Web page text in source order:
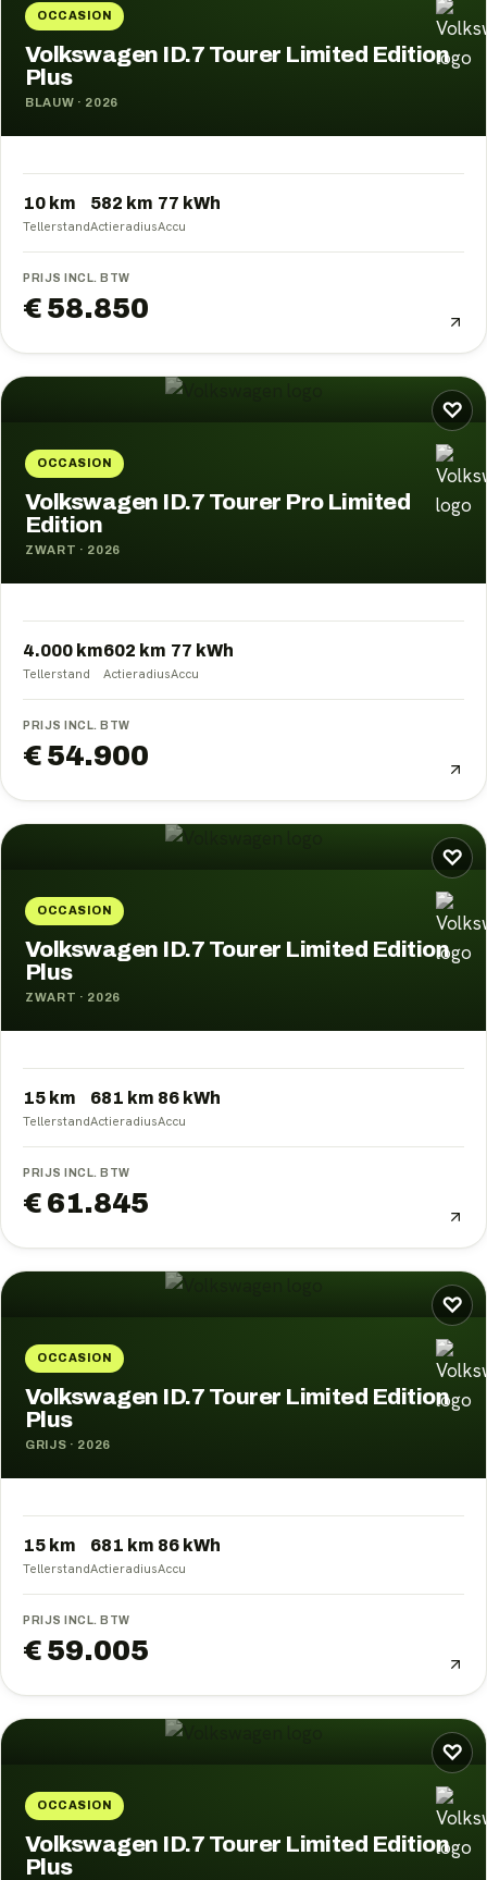
OCCASION
Volkswagen ID.7 Tourer Limited Edition
Plus
BLAUW · 2026
10 km
Tellerstand
582 km
Actieradius
77 kWh
Accu
PRIJS INCL. BTW
€ 58.850
♡
OCCASION
Volkswagen ID.7 Tourer Pro Limited
Edition
ZWART · 2026
4.000 km
Tellerstand
602 km
Actieradius
77 kWh
Accu
PRIJS INCL. BTW
€ 54.900
♡
OCCASION
Volkswagen ID.7 Tourer Limited Edition
Plus
ZWART · 2026
15 km
Tellerstand
681 km
Actieradius
86 kWh
Accu
PRIJS INCL. BTW
€ 61.845
♡
OCCASION
Volkswagen ID.7 Tourer Limited Edition
Plus
GRIJS · 2026
15 km
Tellerstand
681 km
Actieradius
86 kWh
Accu
PRIJS INCL. BTW
€ 59.005
♡
OCCASION
Volkswagen ID.7 Tourer Limited Edition
Plus